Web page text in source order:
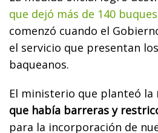
que dejó más de 140
comenzó cuando el
el servicio que presentan
baqueanos.
El ministerio que planteó la
que había barreras y
para la incorporación de